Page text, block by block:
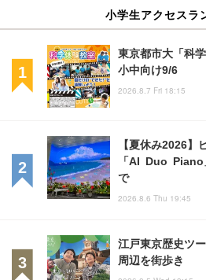
小学生アクセスラ
東京都市大「科
小中向け9/6
2026.8.7 Fri 18:15
【夏休み2026】
「AI Duo Piano
で
2026.8.6 Thu 19:45
江戸東京歴史ツ
周辺を街歩き